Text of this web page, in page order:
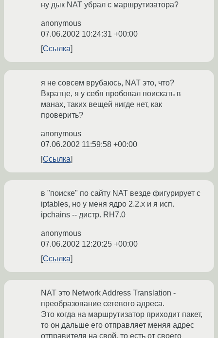
ну дык NAT убрал с маршрутизатора?
anonymous
07.06.2002 10:24:31 +00:00
Ссылка
я не совсем врубаюсь, NAT это, что?
Вкратце, я у себя пробовал поискать в
манах, таких вещей нигде нет, как
проверить?
anonymous
07.06.2002 11:59:58 +00:00
Ссылка
в "поиске" по сайту NAT везде фигурирует c
iptables, но у меня ядро 2.2.x и я исп.
ipchains -- дистр. RH7.0
anonymous
07.06.2002 12:20:25 +00:00
Ссылка
NAT это Network Address Translation -
преобразование сетевого адреса.
Это когда на маршрутизатор приходит пакет,
то он дальше его отправляет меняя адрес
отправителя на свой, то есть от своего